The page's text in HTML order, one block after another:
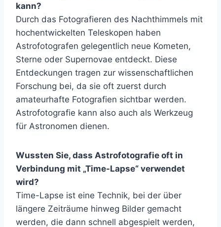
kann?
Durch das Fotografieren des Nachthimmels mit
hochentwickelten Teleskopen haben
Astrofotografen gelegentlich neue Kometen,
Sterne oder Supernovae entdeckt. Diese
Entdeckungen tragen zur wissenschaftlichen
Forschung bei, da sie oft zuerst durch
amateurhafte Fotografien sichtbar werden.
Astrofotografie kann also auch als Werkzeug
für Astronomen dienen.
Wussten Sie, dass Astrofotografie oft in
Verbindung mit „Time-Lapse“ verwendet
wird?
Time-Lapse ist eine Technik, bei der über
längere Zeiträume hinweg Bilder gemacht
werden, die dann schnell abgespielt werden,